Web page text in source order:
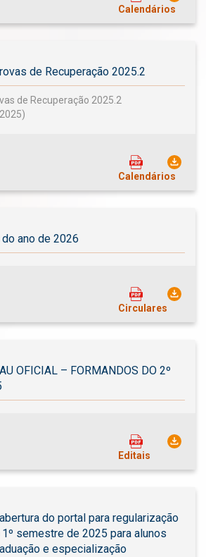
Calendários
de Recuperação 2025.2
de Recuperação 2025.2
Calendários
ano de 2026
Circulares
OFICIAL – FORMANDOS DO 2º
Editais
do portal para regularização
semestre de 2025 para alunos
e especialização